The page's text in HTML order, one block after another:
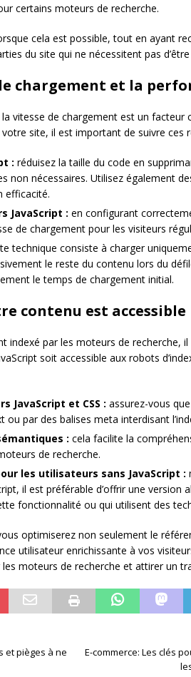
certains moteurs de recherche.
cela est possible, tout en ayant
du site qui ne nécessitent pas d’être
chargement et la
vitesse de chargement est un facteur
site, il est important de suivre ces
: réduisez la taille du code en
non nécessaires. Utilisez également
efficacité.
JavaScript : en configurant
de chargement pour les visiteurs
technique consiste à charger
le reste du contenu lors du
le temps de chargement initial.
contenu est accessible
indexé par les moteurs de recherche, il
soit accessible aux robots
JavaScript et CSS : assurez-vous
par des balises meta interdisant
: cela facilite la
de recherche.
les utilisateurs sans JavaScript :
il est préférable d’offrir une version
fonctionnalité ou qui utilisent des
optimiserez non seulement le
utilisateur enrichissante à vos
moteurs de recherche et attirer un
et pièges à ne
E-commerce: Les clés